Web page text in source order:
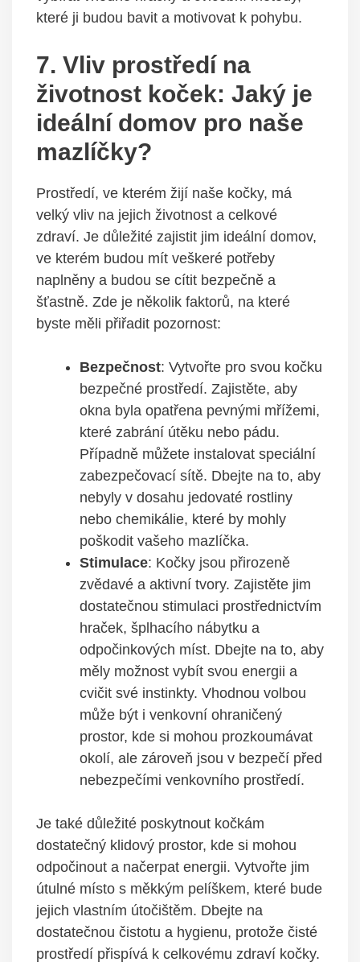
které ji budou bavit a motivovat k pohybu.
7. Vliv prostředí na
životnost koček: Jaký je
ideální domov pro naše
mazlíčky?
Prostředí, ve kterém žijí naše kočky, má
velký vliv na jejich životnost a celkové
zdraví. Je důležité zajistit jim ideální domov,
ve kterém budou mít veškeré potřeby
naplněny a budou se cítit bezpečně a
šťastně. Zde je několik faktorů, na které
byste měli přiřadit pozornost:
Bezpečnost: Vytvořte pro svou kočku
bezpečné prostředí. Zajistěte, aby
okna byla opatřena pevnými mřížemi,
které zabrání útěku nebo pádu.
Případně můžete instalovat speciální
zabezpečovací sítě. Dbejte na to, aby
nebyly v dosahu jedovaté rostliny
nebo chemikálie, které by mohly
poškodit vašeho mazlíčka.
Stimulace: Kočky jsou přirozeně
zvědavé a aktivní tvory. Zajistěte jim
dostatečnou stimulaci prostřednictvím
hraček, šplhacího nábytku a
odpočinkových míst. Dbejte na to, aby
měly možnost vybít svou energii a
cvičit své instinkty. Vhodnou volbou
může být i venkovní ohraničený
prostor, kde si mohou prozkoumávat
okolí, ale zároveň jsou v bezpečí před
nebezpečími venkovního prostředí.
Je také důležité poskytnout kočkám
dostatečný klidový prostor, kde si mohou
odpočinout a načerpat energii. Vytvořte jim
útulné místo s měkkým pelíškem, které bude
jejich vlastním útočištěm. Dbejte na
dostatečnou čistotu a hygienu, protože čisté
prostředí přispívá k celkovému zdraví kočky.